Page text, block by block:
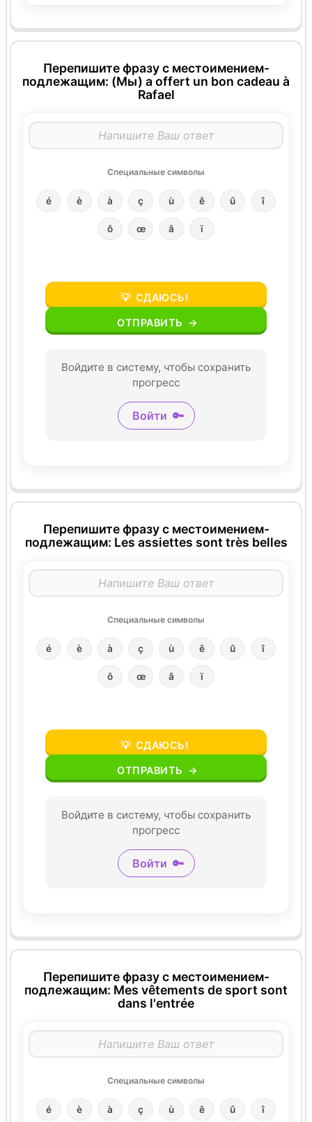
Перепишите фразу с местоимением-
подлежащим: (Мы) a offert un bon cadeau à
Rafael
Специальные символы
é è à ç ù ê û î
ô œ â ï
💡 СДАЮСЬ!
ОТПРАВИТЬ →
Войдите в систему, чтобы сохранить
прогресс
Войти 🔑
Перепишите фразу с местоимением-
подлежащим: Les assiettes sont très belles
Специальные символы
é è à ç ù ê û î
ô œ â ï
💡 СДАЮСЬ!
ОТПРАВИТЬ →
Войдите в систему, чтобы сохранить
прогресс
Войти 🔑
Перепишите фразу с местоимением-
подлежащим: Mes vêtements de sport sont
dans l'entrée
Специальные символы
é è à ç ù ê û î